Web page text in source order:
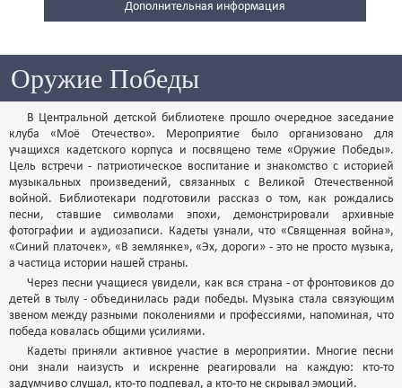
Дополнительная информация
Оружие Победы
В Центральной детской библиотеке прошло очередное заседание
клуба «Моё Отечество». Мероприятие было организовано для
учащихся кадетского корпуса и посвящено теме «Оружие Победы».
Цель встречи - патриотическое воспитание и знакомство с историей
музыкальных произведений, связанных с Великой Отечественной
войной. Библиотекари подготовили рассказ о том, как рождались
песни, ставшие символами эпохи, демонстрировали архивные
фотографии и аудиозаписи. Кадеты узнали, что «Священная война»,
«Синий платочек», «В землянке», «Эх, дороги» - это не просто музыка,
а частица истории нашей страны.
Через песни учащиеся увидели, как вся страна - от фронтовиков до
детей в тылу - объединилась ради победы. Музыка стала связующим
звеном между разными поколениями и профессиями, напоминая, что
победа ковалась общими усилиями.
Кадеты приняли активное участие в мероприятии. Многие песни
они знали наизусть и искренне реагировали на каждую: кто-то
задумчиво слушал, кто-то подпевал, а кто-то не скрывал эмоций.